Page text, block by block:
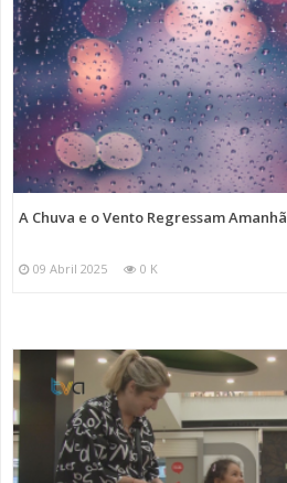
A Chuva e o Vento Regressam Amanhã
09 Abril 2025 0 K